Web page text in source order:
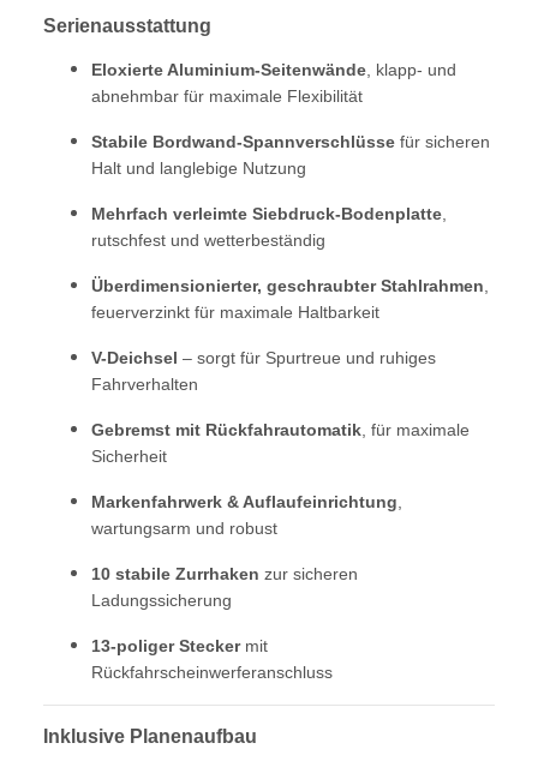
Serienausstattung
Eloxierte Aluminium-Seitenwände , klapp- und
abnehmbar für maximale Flexibilität
Stabile Bordwand-Spannverschlüsse für sicheren
Halt und langlebige Nutzung
Mehrfach verleimte Siebdruck-Bodenplatte
rutschfest und wetterbeständig
Überdimensionierter, geschraubter Stahlrahmen
feuerverzinkt für maximale Haltbarkeit
V-Deichsel – sorgt für Spurtreue und ruhiges
Fahrverhalten
Gebremst mit Rückfahrautomatik , für maximale
Sicherheit
Markenfahrwerk & Auflaufeinrichtung
wartungsarm und robust
10 stabile Zurrhaken zur sicheren
Ladungssicherung
13-poliger Steckermit
Rückfahrscheinwerferanschluss
Inklusive Planenaufbau